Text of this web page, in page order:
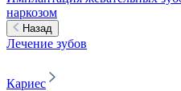
наркозом
Назад
Лечение зубов
Кариес